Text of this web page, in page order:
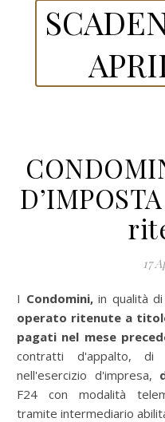
17
I Condomini,in qualità
operato ritenute a
pagati nel mese
contratti d'appalto,
nell'esercizio d'impresa,
F24 con modalità
tramite intermediario